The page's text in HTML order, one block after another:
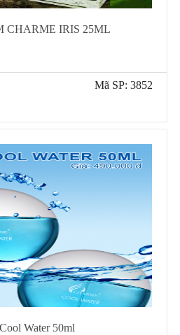
CHARME IRIS 25ML
Mã SP: 3852
Water 50ml